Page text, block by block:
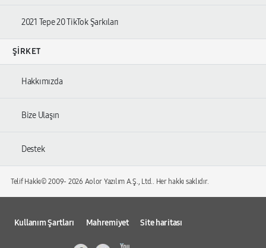
2021 Tepe 20 TikTok Şarkıları
ŞIRKET
Hakkımızda
Bize Ulaşın
Destek
Telif Hakkı© 2009- 2026 Aolor Yazılım A.Ş., Ltd.. Her hakkı saklıdır.
Kullanım Şartları Mahremiyet Site haritası